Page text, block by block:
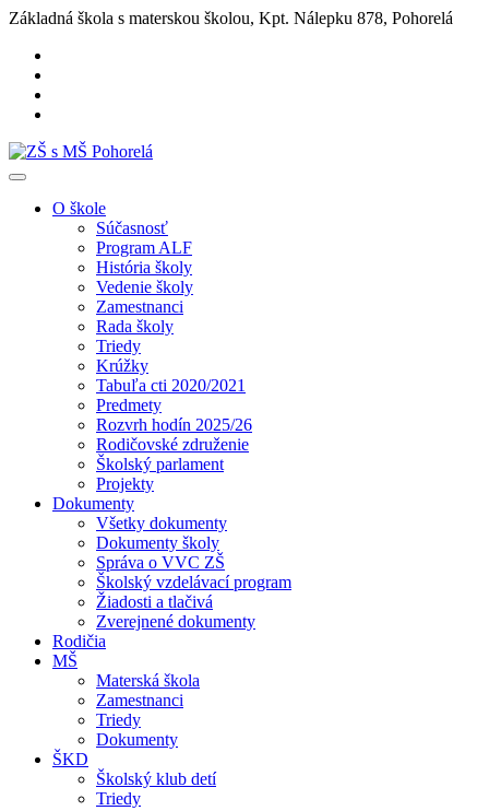
Základná škola s materskou školou, Kpt. Nálepku 878, Pohorelá
O škole
Súčasnosť
Program ALF
História školy
Vedenie školy
Zamestnanci
Rada školy
Triedy
Krúžky
Tabuľa cti 2020/2021
Predmety
Rozvrh hodín 2025/26
Rodičovské združenie
Školský parlament
Projekty
Dokumenty
Všetky dokumenty
Dokumenty školy
Správa o VVC ZŠ
Školský vzdelávací program
Žiadosti a tlačivá
Zverejnené dokumenty
Rodičia
MŠ
Materská škola
Zamestnanci
Triedy
Dokumenty
ŠKD
Školský klub detí
Triedy